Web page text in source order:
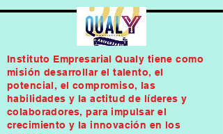
Instituto Empresarial Qualy tiene como
misión desarrollar el talento, el
potencial, el compromiso, las
habilidades y la actitud de líderes y
colaboradores, para impulsar el
crecimiento y la innovación en los